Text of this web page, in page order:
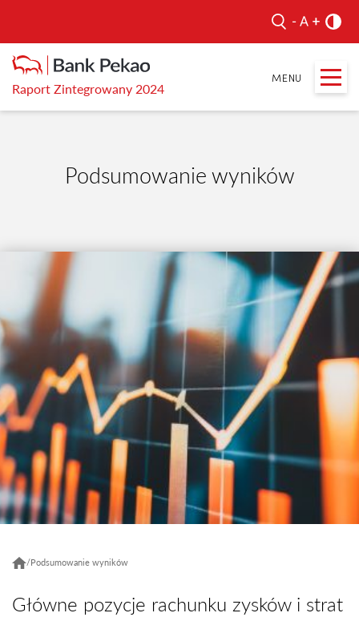
Raport Zintegrowany 2024
Podsumowanie wyników
/Podsumowanie wyników
Główne pozycje rachunku zysków i strat